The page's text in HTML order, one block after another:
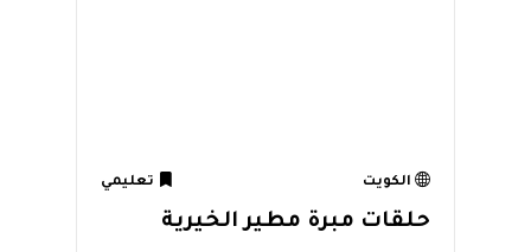
الكويت تعليمي
حلقات مبرة مطير الخيرية